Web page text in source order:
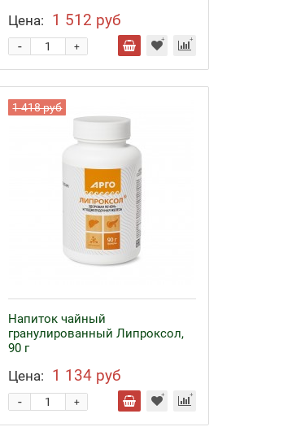
Цена: 1 512 руб
+
-
1 418 руб
Напиток чайный
гранулированный Липроксол,
90 г
Цена: 1 134 руб
+
-